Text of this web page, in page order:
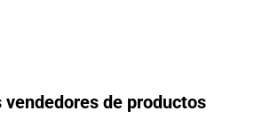
vendedores de productos